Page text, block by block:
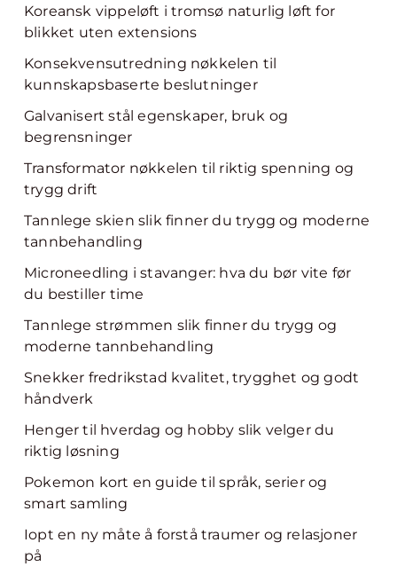
Koreansk vippeløft i tromsø naturlig løft for
blikket uten extensions
Konsekvensutredning nøkkelen til
kunnskapsbaserte beslutninger
Galvanisert stål egenskaper, bruk og
begrensninger
Transformator nøkkelen til riktig spenning og
trygg drift
Tannlege skien slik finner du trygg og moderne
tannbehandling
Microneedling i stavanger: hva du bør vite før
du bestiller time
Tannlege strømmen slik finner du trygg og
moderne tannbehandling
Snekker fredrikstad kvalitet, trygghet og godt
håndverk
Henger til hverdag og hobby slik velger du
riktig løsning
Pokemon kort en guide til språk, serier og
smart samling
Iopt en ny måte å forstå traumer og relasjoner
på